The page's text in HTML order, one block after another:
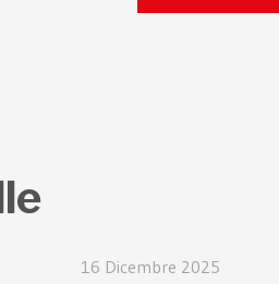
16 Dicembre 2025